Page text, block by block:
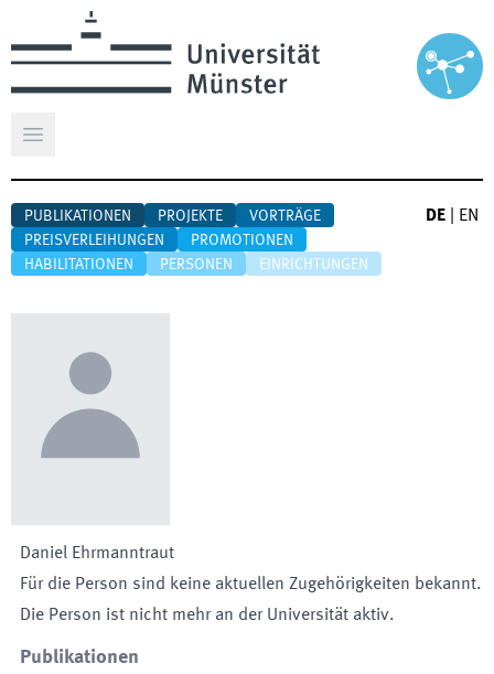
Hauptmenü öffnen
PUBLIKATIONEN PROJEKTE
VORTRÄGE
PREISVERLEIHUNGEN
PROMOTIONEN
HABILITATIONEN
PERSONEN EINRICHTUNGEN
DE EN
Daniel Ehrmanntraut
Für die Person sind keine aktuellen Zugehörigkeiten bekannt.
Die Person ist nicht mehr an der Universität aktiv.
Publikationen